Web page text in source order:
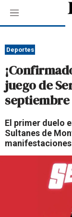
M
e
ú
Deportes
juego de
septiembre
El primer duelo
Sultanes de